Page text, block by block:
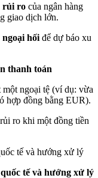
rủi ro của ngân hàng
giao dịch lớn.
hối để dự báo xu
thanh toán
ngoại tệ (ví dụ: vừa
hợp đồng bằng EUR).
ro khi một đồng tiền
tế và hướng xử lý